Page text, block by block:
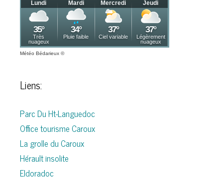
Météo Bédarieux ©
Liens:
Parc Du Ht-Languedoc
Office tourisme Caroux
La grolle du Caroux
Hérault insolite
Eldoradoc